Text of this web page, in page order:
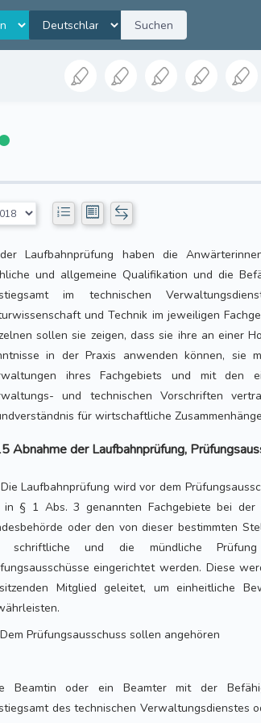
Suchen
Laufbahnprüfung haben die
und allgemeine Qualifikation und die
im technischen
und Technik im jeweiligen
sollen sie zeigen, dass sie ihre an einer
in der Praxis anwenden können, sie
ihres Fachgebiets und mit den
und technischen Vorschriften
für wirtschaftliche
Abnahme der Laufbahnprüfung,
Laufbahnprüfung wird vor dem
in § 1 Abs. 3 genannten Fachgebiete bei der
oder den von dieser bestimmten
schriftliche und die mündliche
eingerichtet werden. Diese
Mitglied geleitet, um einheitliche
Prüfungsausschuss sollen angehören
Beamtin oder ein Beamter mit der
des technischen Verwaltungsdienstes